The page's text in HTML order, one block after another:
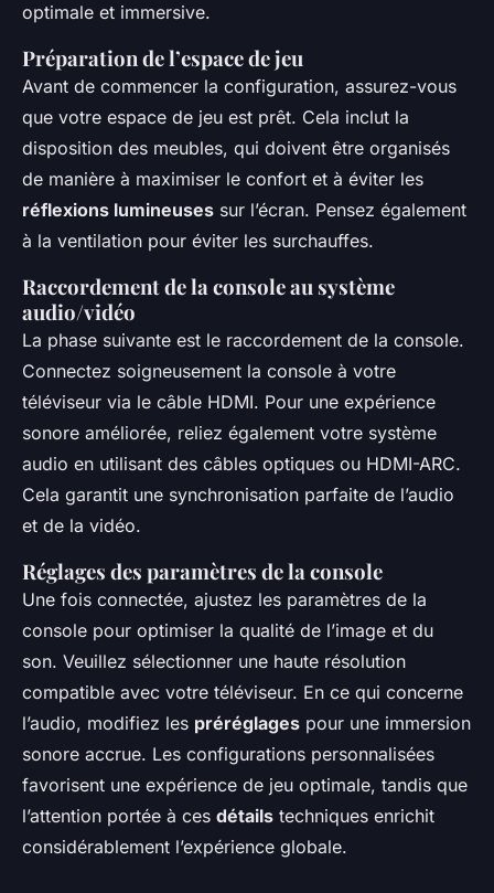
optimale et immersive.
Préparation de l’espace de jeu
Avant de commencer la configuration, assurez-vous
que votre espace de jeu est prêt. Cela inclut la
disposition des meubles, qui doivent être organisés
de manière à maximiser le confort et à éviter les
réflexions lumineuses sur l’écran. Pensez également
à la ventilation pour éviter les surchauffes.
Raccordement de la console au système
audio/vidéo
La phase suivante est le raccordement de la console.
Connectez soigneusement la console à votre
téléviseur via le câble HDMI. Pour une expérience
sonore améliorée, reliez également votre système
audio en utilisant des câbles optiques ou HDMI-ARC.
Cela garantit une synchronisation parfaite de l’audio
et de la vidéo.
Réglages des paramètres de la console
Une fois connectée, ajustez les paramètres de la
console pour optimiser la qualité de l’image et du
son. Veuillez sélectionner une haute résolution
compatible avec votre téléviseur. En ce qui concerne
l’audio, modifiez les préréglages pour une immersion
sonore accrue. Les configurations personnalisées
favorisent une expérience de jeu optimale, tandis que
l’attention portée à ces détails techniques enrichit
considérablement l’expérience globale.